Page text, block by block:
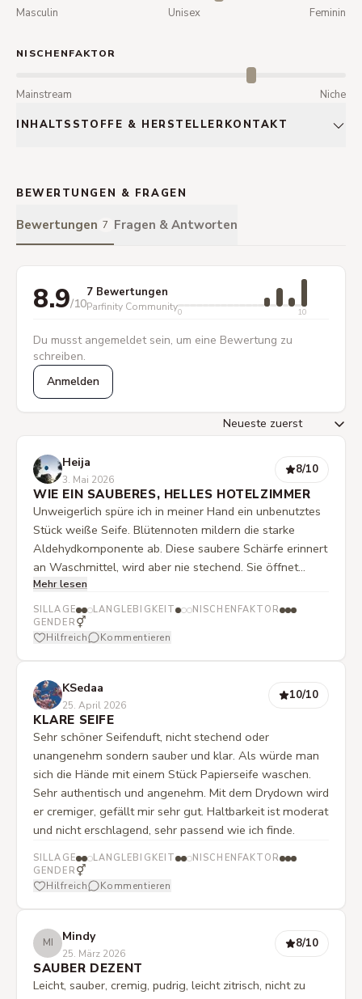
Masculin Unisex Feminin
NISCHENFAKTOR
Mainstream Niche
INHALTSSTOFFE & HERSTELLERKONTAKT
BEWERTUNGEN & FRAGEN
Bewertungen 7 Fragen & Antworten
8.9/10
7 Bewertungen
Parfinity Community0 10
Du musst angemeldet sein, um eine Bewertung zu
schreiben.
Anmelden
Heija
3. Mai 2026
8/10
WIE EIN SAUBERES, HELLES HOTELZIMMER
Unweigerlich spüre ich in meiner Hand ein unbenutztes
Stück weiße Seife. Blütennoten mildern die starke
Aldehydkomponente ab. Diese saubere Schärfe erinnert
an Waschmittel, wird aber nie stechend. Sie öffnet
vielmehr die Sinne für Assoziationen: weiße Gardinen
im Sonnenlicht, dahinter der Fliedergarten. Leider
verfliegt der Duft bei mir so schnell wie die Erinnerung
an den letzten Strandurlaub. Aber er weckt die
Vorfreude auf den nächsten. Im Winter zu hautnah, im
Frühling perfekt.
Mehr lesen
SILLAGE LANGLEBIGKEIT
NISCHENFAKTOR
GENDER ⚥
Hilfreich Kommentieren
KSedaa
25. April 2026
10/10
KLARE SEIFE
Sehr schöner Seifenduft, nicht stechend oder
unangenehm sondern sauber und klar. Als würde man
sich die Hände mit einem Stück Papierseife waschen.
Sehr authentisch und angenehm. Mit dem Drydown wird
er cremiger, gefällt mir sehr gut. Haltbarkeit ist moderat
und nicht erschlagend, sehr passend wie ich finde.
SILLAGE LANGLEBIGKEIT
NISCHENFAKTOR
GENDER ⚥
Hilfreich Kommentieren
MI Mindy
25. März 2026
8/10
SAUBER DEZENT
Leicht, sauber, cremig, pudrig, leicht zitrisch, nicht zu